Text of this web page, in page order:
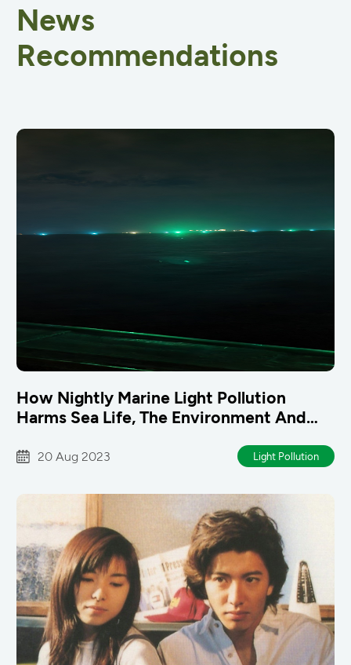
News
Recommendations
How Nightly Marine Light Pollution
Harms Sea Life, The Environment And
20 Aug 2023 Light Pollution